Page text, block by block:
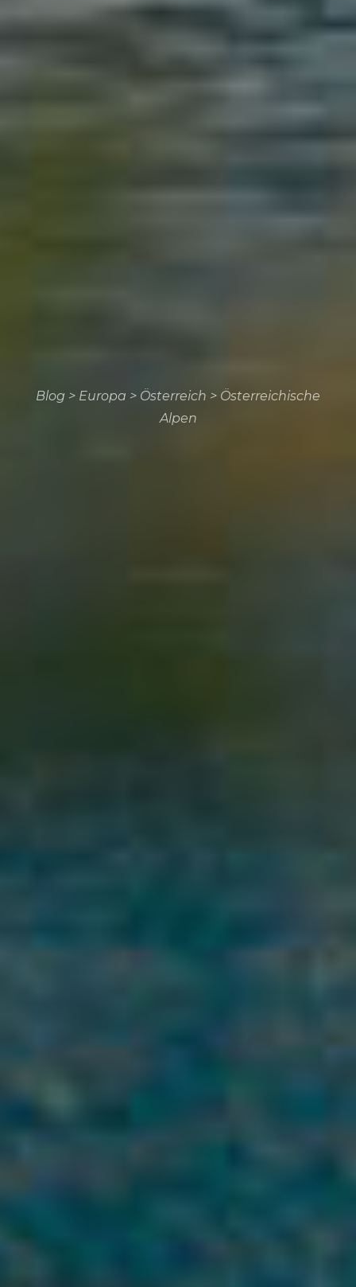
Blog > Europa > Österreich > Österreichische
Alpen